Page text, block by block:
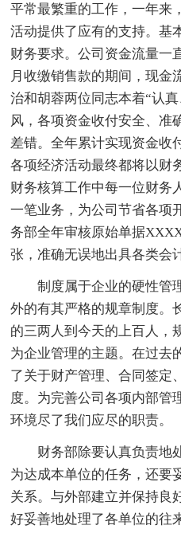
平常最繁重的工作，一年来
活动提供了应有的支持。基
财务要求。公司资金流量一
月收缴销售款的期间，现金
治和胡蓉两位同志本着“认
风，各项资金收付安全、准
差错。全年累计实现资金收
各项经济活动最终都将以财
财务核算工作中每一位财务
一笔业务，为公司节省各项
务部全年审核原始单据
张，准确无误地出具各类会
制度属于企业的硬性管
外的有其严格的规章制度。
的三两人到今天的上百人，
为企业管理的主题。在过去
了关于财产管理、合同签定
度。为完善公司各项内部管
环境尽了我们应尽的职责。
财务部除要认真负责地
为达成本单位的任务，还要
关系。与外部建立并保持良
好妥善地处理了各单位的往